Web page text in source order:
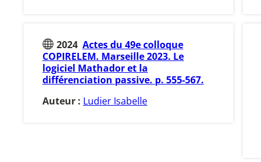
2024 Actes du 49e colloque
COPIRELEM. Marseille 2023. Le
logiciel Mathador et la
différenciation passive. p. 555-567.
Auteur : Ludier Isabelle